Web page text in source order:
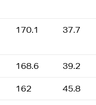
170.1 37.7
168.6 39.2
162 45.8